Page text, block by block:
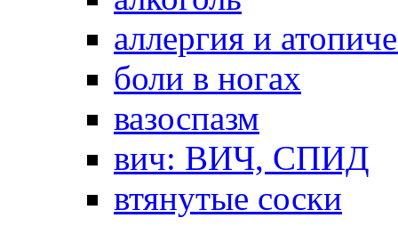
аллергия и
боли в ногах
вазоспазм
вич: ВИЧ, СПИД
втянутые соски